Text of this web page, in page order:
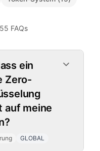
FAQs
ein
Zero-
auf meine
GLOBAL